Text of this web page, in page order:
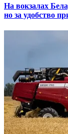
На вокзалах
но за удобство